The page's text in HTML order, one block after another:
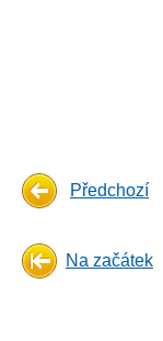
Předchozí
Na začátek